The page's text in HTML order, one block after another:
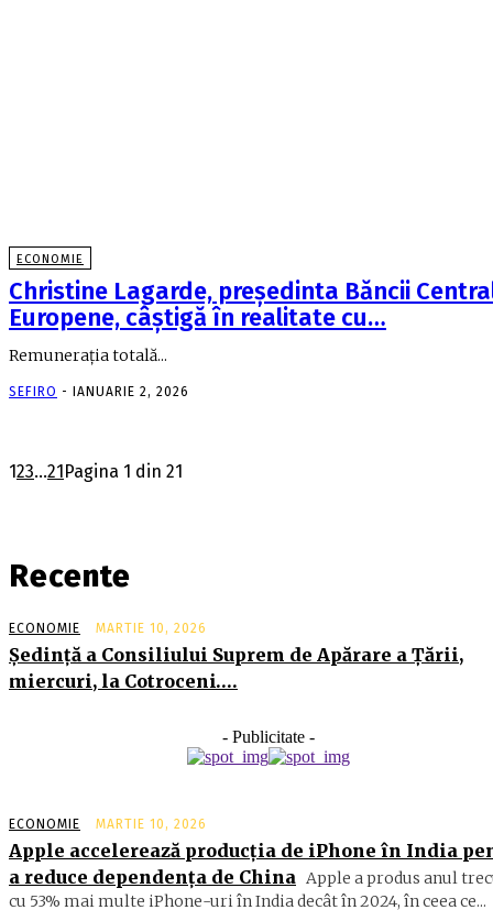
ECONOMIE
Christine Lagarde, preşedinta Băncii
Europene, câştigă în realitate cu…
Remuneraţia totală...
SEFIRO - IANUARIE 2, 2026
123...21Pagina 1 din 21
Recente
ECONOMIE MARTIE 10, 2026
Şedinţă a Consiliului Suprem de Apărare a Ţării,
miercuri, la Cotroceni….
- Publicitate -
ECONOMIE MARTIE 10, 2026
Apple accelerează producția de iPhone în India
a reduce dependența de China Apple a produs anul
cu 53% mai multe iPhone-uri în India decât în 2024, în ceea ce...